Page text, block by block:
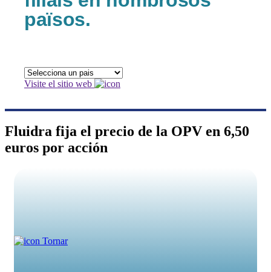
països.
Visite el sitio web
Fluidra fija el precio de la OPV en 6,50
euros por acción
Tornar